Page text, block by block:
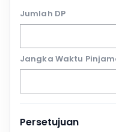
Jumlah DP
Jangka Waktu
Persetujuan